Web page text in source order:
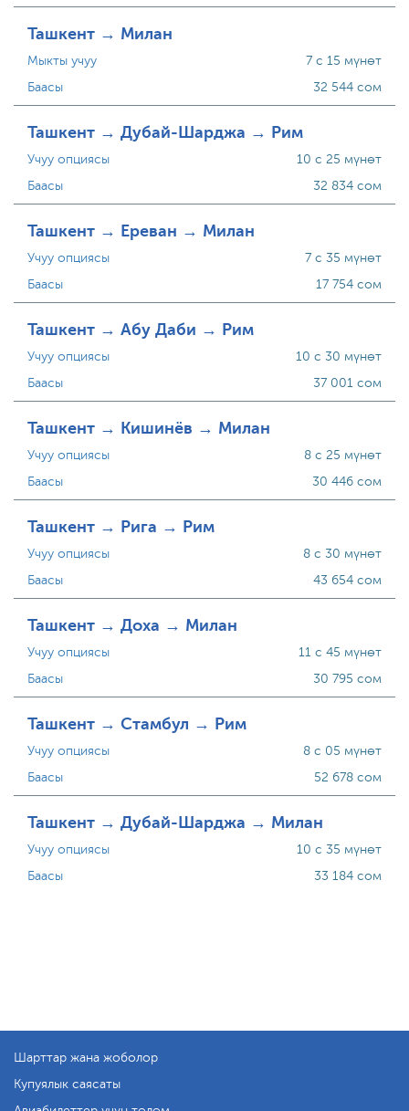
Ташкент → Милан
Мыкты учуу
Баасы
7 с 15 мүнөт
32 544 сом
Ташкент → Дубай-Шарджа → Рим
Учуу опциясы
Баасы
10 с 25 мүнөт
32 834 сом
Ташкент → Ереван → Милан
Учуу опциясы
Баасы
7 с 35 мүнөт
17 754 сом
Ташкент → Абу Даби → Рим
Учуу опциясы
Баасы
10 с 30 мүнөт
37 001 сом
Ташкент → Кишинёв → Милан
Учуу опциясы
Баасы
8 с 25 мүнөт
30 446 сом
Ташкент → Рига → Рим
Учуу опциясы
Баасы
8 с 30 мүнөт
43 654 сом
Ташкент → Доха → Милан
Учуу опциясы
Баасы
11 с 45 мүнөт
30 795 сом
Ташкент → Стамбул → Рим
Учуу опциясы
Баасы
8 с 05 мүнөт
52 678 сом
Ташкент → Дубай-Шарджа → Милан
Учуу опциясы
Баасы
10 с 35 мүнөт
33 184 сом
Шарттар жана жоболор
Купуялык саясаты